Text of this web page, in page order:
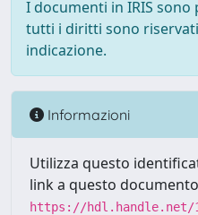
I documenti in IRIS
tutti i diritti sono
indicazione.
Informazioni
Utilizza questo
link a questo
https://hdl.handle.net/